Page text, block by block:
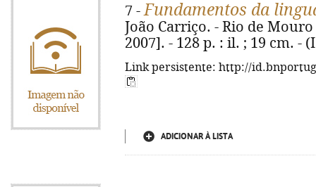
7 -Fundamentos da
João Carriço. - Rio de
2007]. - 128 p. : il. ; 19 cm. -
Link persistente: http://
ADICIONAR À LISTA